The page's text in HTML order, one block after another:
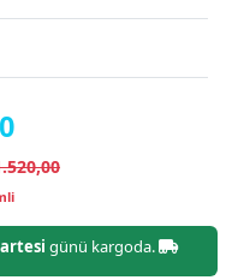
günü kargoda.